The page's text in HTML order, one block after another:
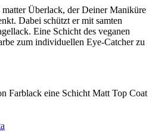
matter Überlack, der Deiner Maniküre
Dabei schützt er mit samten
Eine Schicht des veganen
zum individuellen Eye-Catcher zu
Farblack eine Schicht Matt Top Coat